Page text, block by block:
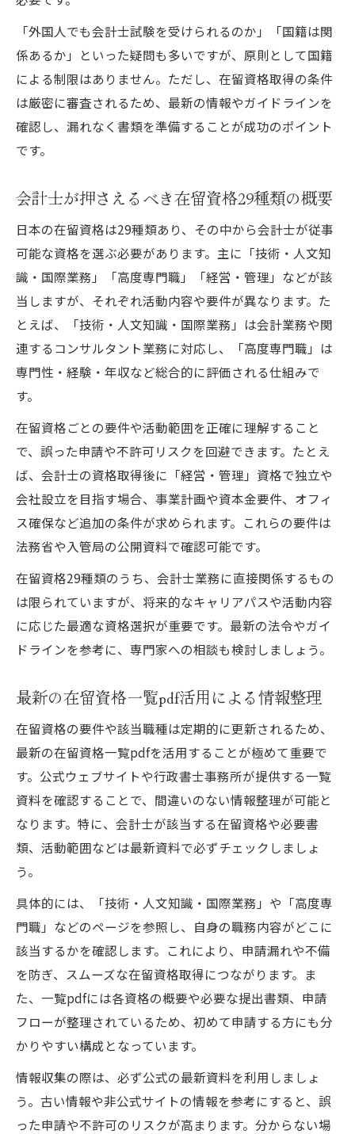
「外国人でも会計士試験を受けられるのか」「国籍は関
係あるか」といった疑問も多いですが、原則として国籍
による制限はありません。ただし、在留資格取得の条件
は厳密に審査されるため、最新の情報やガイドラインを
確認し、漏れなく書類を準備することが成功のポイント
です。
会計士が押さえるべき在留資格29種類の概要
日本の在留資格は29種類あり、その中から会計士が従事
可能な資格を選ぶ必要があります。主に「技術・人文知
識・国際業務」「高度専門職」「経営・管理」などが該
当しますが、それぞれ活動内容や要件が異なります。た
とえば、「技術・人文知識・国際業務」は会計業務や関
連するコンサルタント業務に対応し、「高度専門職」は
専門性・経験・年収など総合的に評価される仕組みで
す。
在留資格ごとの要件や活動範囲を正確に理解すること
で、誤った申請や不許可リスクを回避できます。たとえ
ば、会計士の資格取得後に「経営・管理」資格で独立や
会社設立を目指す場合、事業計画や資本金要件、オフィ
ス確保など追加の条件が求められます。これらの要件は
法務省や入管局の公開資料で確認可能です。
在留資格29種類のうち、会計士業務に直接関係するもの
は限られていますが、将来的なキャリアパスや活動内容
に応じた最適な資格選択が重要です。最新の法令やガイ
ドラインを参考に、専門家への相談も検討しましょう。
最新の在留資格一覧pdf活用による情報整理
在留資格の要件や該当職種は定期的に更新されるため、
最新の在留資格一覧pdfを活用することが極めて重要で
す。公式ウェブサイトや行政書士事務所が提供する一覧
資料を確認することで、間違いのない情報整理が可能と
なります。特に、会計士が該当する在留資格や必要書
類、活動範囲などは最新資料で必ずチェックしましょ
う。
具体的には、「技術・人文知識・国際業務」や「高度専
門職」などのページを参照し、自身の職務内容がどこに
該当するかを確認します。これにより、申請漏れや不備
を防ぎ、スムーズな在留資格取得につながります。ま
た、一覧pdfには各資格の概要や必要な提出書類、申請
フローが整理されているため、初めて申請する方にも分
かりやすい構成となっています。
情報収集の際は、必ず公式の最新資料を利用しましょ
う。古い情報や非公式サイトの情報を参考にすると、誤
った申請や不許可のリスクが高まります。分からない場